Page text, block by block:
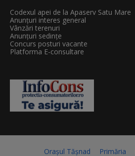
Codexul apei de la Apaserv Satu Mare
Anunțuri interes general
Vânzări terenuri
Anunțuri sedințe
Concurs posturi vacante
Platforma E-consultare
Orașul Tășnad Primăria